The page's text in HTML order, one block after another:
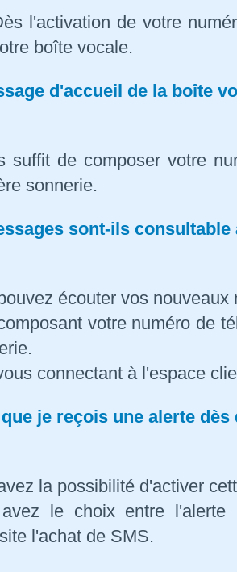
l'activation de votre
boîte vocale.
d'accueil de la boîte
suffit de composer votre
sonnerie.
sont-ils
écouter vos nouveaux
votre numéro de
connectant à l'espace
je reçois une alerte
la possibilité d'activer
le choix entre
l'achat de SMS.